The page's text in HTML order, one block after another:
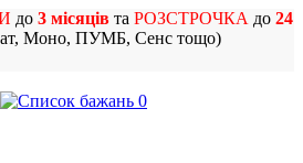
до 3 місяців та РОЗСТРОЧКА до 24
Моно, ПУМБ, Сенс тощо)
0